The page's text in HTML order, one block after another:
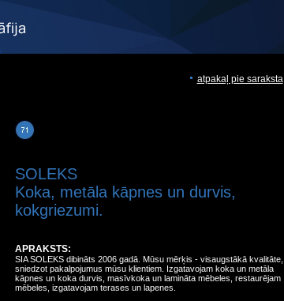
atpakaļ pie saraksta
SOLEKS
Koka, metāla kāpnes un durvis,
kokgriezumi.
APRAKSTS:
SIA SOLEKS dibināts 2006 gadā. Mūsu mērķis - visaugstākā kvalitāte,
sniedzot pakalpojumus mūsu klientiem. Izgatavojam koka un metāla
kāpnes un koka durvis, masīvkoka un lamināta mēbeles, restaurējam
mēbeles, izgatavojam terases un lapenes.